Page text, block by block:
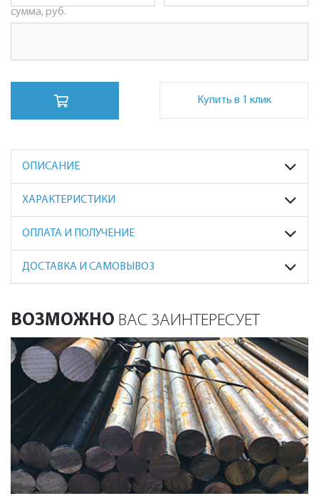
сумма, руб.
Купить в 1 клик
ОПИСАНИЕ
ХАРАКТЕРИСТИКИ
ОПЛАТА И ПОЛУЧЕНИЕ
ДОСТАВКА И САМОВЫВОЗ
ВОЗМОЖНО ВАС ЗАИНТЕРЕСУЕТ